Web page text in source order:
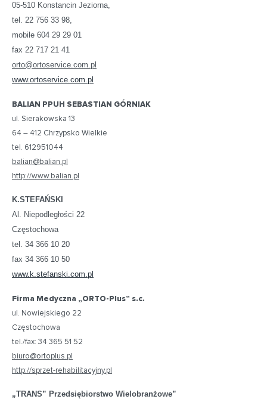
05-510 Konstancin Jeziorna,
tel. 22 756 33 98,
mobile 604 29 29 01
fax 22 717 21 41
orto@ortoservice.com.pl
www.ortoservice.com.pl
BALIAN PPUH SEBASTIAN GÓRNIAK
ul. Sierakowska 13
64 – 412 Chrzypsko Wielkie
tel. 612951044
balian@balian.pl
http://www.balian.pl
K.STEFAŃSKI
Al. Niepodległości 22
Częstochowa
tel. 34 366 10 20
fax 34 366 10 50
www.k.stefanski.com.pl
Firma Medyczna „ORTO-Plus” s.c.
ul. Nowiejskiego 22
Częstochowa
tel./fax: 34 365 51 52
biuro@ortoplus.pl
http://sprzet-rehabilitacyjny.pl
„TRANS” Przedsiębiorstwo Wielobranżowe”